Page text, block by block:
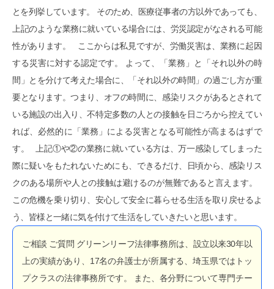
とを列挙しています。 そのため、医療従事者の方以外であっても、
上記のような業務に就いている場合には、労災認定がなされる可能
性があります。 ここからは私見ですが、労働災害は、業務に起因
する災害に対する認定です。 よって、「業務」と「それ以外の時
間」とを分けて考えた場合に、「それ以外の時間」の過ごし方が重
要となります。つまり、オフの時間に、感染リスクがあるとされて
いる施設の出入り、不特定多数の人との接触を日ごろから控えてい
れば、必然的に「業務」による災害となる可能性が高まるはずで
す。 上記①や②の業務に就いている方は、万一感染してしまった
際に疑いをもたれないためにも、できるだけ、日頃から、感染リス
クのある場所や人との接触は避けるのが無難であると言えます。
この危機を乗り切り、安心して安全に暮らせる生活を取り戻せるよ
う、皆様と一緒に気を付けて生活をしていきたいと思います。
ご相談 ご質問 グリーンリーフ法律事務所は、設立以来30年以
上の実績があり、17名の弁護士が所属する、埼玉県ではトッ
プクラスの法律事務所です。 また、各分野について専門チー